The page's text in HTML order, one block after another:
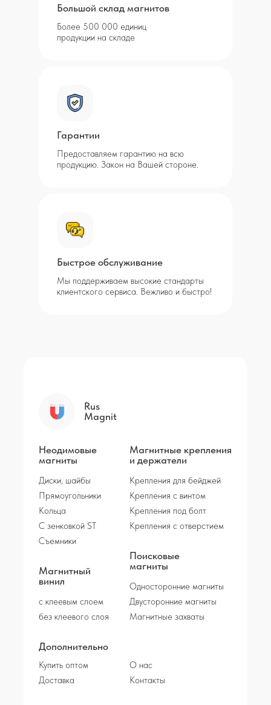
Большой склад магнитов
Более 500 000 единиц
продукции на складе
Гарантии
Предоставляем гарантию на всю
продукцию. Закон на Вашей стороне.
Быстрое обслуживание
Мы поддерживаем высокие стандарты
клиентского сервиса. Вежливо и быстро!
Rus
Magnit
Неодимовые
магниты
Диски, шайбы
Прямоугольники
Кольца
С зенковкой ST
Съемники
Магнитные крепления
и держатели
Крепления для бейджей
Крепления с винтом
Крепления под болт
Крепления с отверстием
Магнитный
винил
с клеевым слоем
без клеевого слоя
Поисковые
магниты
Односторонние магниты
Двусторонние магниты
Магнитные захваты
Дополнительно
Купить оптом
Доставка
О нас
Контакты